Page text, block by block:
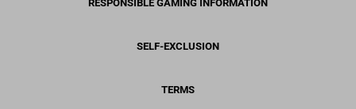
RESPONSIBLE GAMING INFORMATION
SELF-EXCLUSION
TERMS